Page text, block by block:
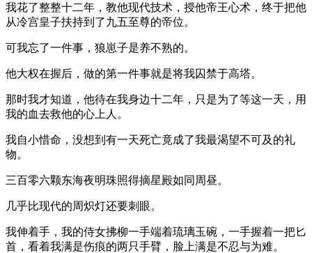
我花了整整十二年，教他现代技术，授他帝王心术，终于把他
从冷宫皇子扶持到了九五至尊的帝位。
可我忘了一件事，狼崽子是养不熟的。
他大权在握后，做的第一件事就是将我囚禁于高塔。
那时我才知道，他待在我身边十二年，只是为了等这一天，用
我的血去救他的心上人。
我自小惜命，没想到有一天死亡竟成了我最渴望不可及的礼
物。
三百零六颗东海夜明珠照得摘星殿如同周昼。
几乎比现代的周炽灯还要刺眼。
我伸着手，我的侍女拂柳一手端着琉璃玉碗，一手握着一把匕
首，看着我满是伤痕的两只手臂，脸上满是不忍与为难。